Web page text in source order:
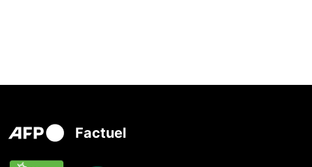
Factuel